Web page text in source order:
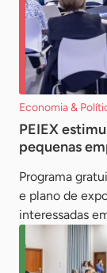
Economia &
PEIEX
pequenas
Programa
e plano de
interessadas